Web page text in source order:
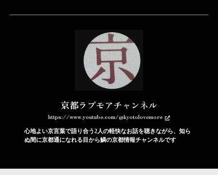
京都ラブモアチャンネル
https://www.youtube.com/@kyotolovemore
心地よい京言葉で語り合う2人の軽快なお話を聴きながら、知ら
ぬ間に京都通になれる目から鱗の京都情報チャンネルです